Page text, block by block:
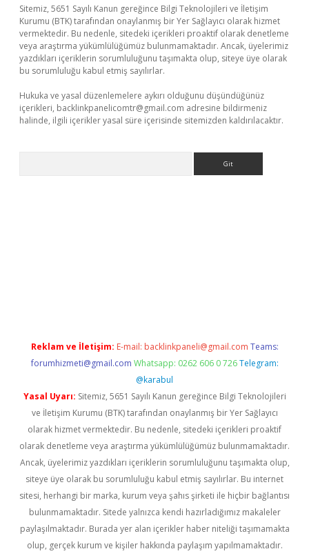
Sitemiz, 5651 Sayılı Kanun gereğince Bilgi Teknolojileri ve İletişim
Kurumu (BTK) tarafından onaylanmış bir Yer Sağlayıcı olarak hizmet
vermektedir. Bu nedenle, sitedeki içerikleri proaktif olarak denetleme
veya araştırma yükümlülüğümüz bulunmamaktadır. Ancak, üyelerimiz
yazdıkları içeriklerin sorumluluğunu taşımakta olup, siteye üye olarak
bu sorumluluğu kabul etmiş sayılırlar.
Hukuka ve yasal düzenlemelere aykırı olduğunu düşündüğünüz
içerikleri, backlinkpanelicomtr@gmail.com adresine bildirmeniz
halinde, ilgili içerikler yasal süre içerisinde sitemizden kaldırılacaktır.
Reklam ve İletişim: E-mail: backlinkpaneli@gmail.com Teams:
forumhizmeti@gmail.com Whatsapp: 0262 606 0 726 Telegram:
@karabul
Yasal Uyarı: Sitemiz, 5651 Sayılı Kanun gereğince Bilgi Teknolojileri
ve İletişim Kurumu (BTK) tarafından onaylanmış bir Yer Sağlayıcı
olarak hizmet vermektedir. Bu nedenle, sitedeki içerikleri proaktif
olarak denetleme veya araştırma yükümlülüğümüz bulunmamaktadır.
Ancak, üyelerimiz yazdıkları içeriklerin sorumluluğunu taşımakta olup,
siteye üye olarak bu sorumluluğu kabul etmiş sayılırlar. Bu internet
sitesi, herhangi bir marka, kurum veya şahıs şirketi ile hiçbir bağlantısı
bulunmamaktadır. Sitede yalnızca kendi hazırladığımız makaleler
paylaşılmaktadır. Burada yer alan içerikler haber niteliği taşımamakta
olup, gerçek kurum ve kişiler hakkında paylaşım yapılmamaktadır.